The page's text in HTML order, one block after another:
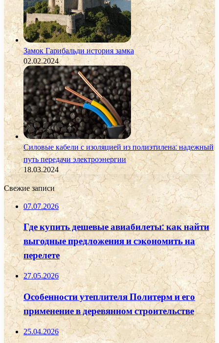
Замок Гарибальди история замка
02.02.2024
Силовые кабели с изоляцией из полиэтилена: надежный
путь передачи электроэнергии
18.03.2024
Свежие записи
07.07.2026
Где купить дешевые авиабилеты: как найти
выгодные предложения и сэкономить на
перелете
27.05.2026
Особенности утеплителя Политерм и его
применение в деревянном строительстве
25.04.2026